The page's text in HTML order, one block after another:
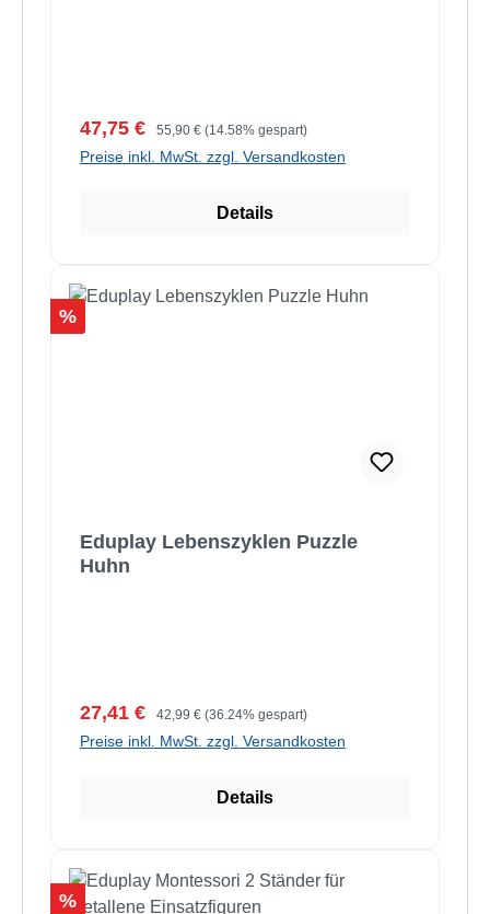
Verkaufspreis:
47,75 € Regulärer Preis:
55,90 € (14.58% gespart)
Preise inkl. MwSt. zzgl. Versandkosten
Details
Rabatt
%
Eduplay Lebenszyklen Puzzle
Huhn
Verkaufspreis:
27,41 € Regulärer Preis:
42,99 € (36.24% gespart)
Preise inkl. MwSt. zzgl. Versandkosten
Details
Rabatt
%